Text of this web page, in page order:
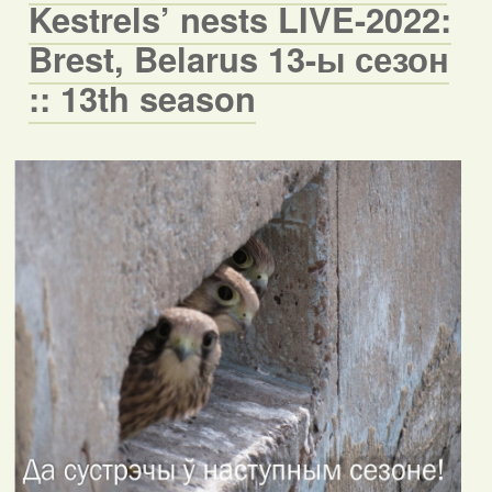
Kestrels’ nests LIVE-2022:
Brest, Belarus 13-ы сезон
:: 13th season